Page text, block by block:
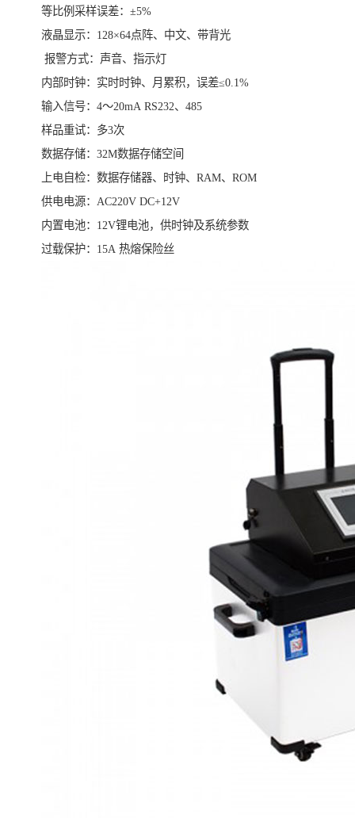
等比例采样误差：±5%
液晶显示：128×64点阵、中文、带背光
报警方式：声音、指示灯
内部时钟：实时时钟、月累积，误差≤0.1%
输入信号：4～20mA RS232、485
样品重试：多3次
数据存储：32M数据存储空间
上电自检：数据存储器、时钟、RAM、ROM
供电电源：AC220V DC+12V
内置电池：12V锂电池，供时钟及系统参数
过载保护：15A 热熔保险丝